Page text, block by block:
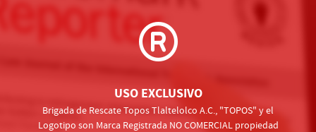
USO EXCLUSIVO
Brigada de Rescate Topos Tlaltelolco A.C., "TOPOS" y el
Logotipo son Marca Registrada NO COMERCIAL propiedad